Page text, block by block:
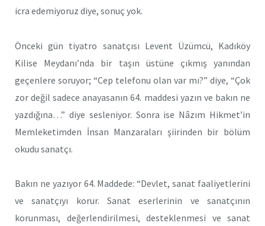
icra edemiyoruz diye, sonuç yok.
Önceki gün tiyatro sanatçısı Levent Üzümcü, Kadıköy
Kilise Meydanı’nda bir taşın üstüne çıkmış yanından
geçenlere soruyor; “Cep telefonu olan var mı?” diye, “Çok
zor değil sadece anayasanın 64. maddesi yazın ve bakın ne
yazdığına…” diye sesleniyor. Sonra ise Nâzım Hikmet’in
Memleketimden İnsan Manzaraları şiirinden bir bölüm
okudu sanatçı.
Bakın ne yazıyor 64. Maddede: “Devlet, sanat faaliyetlerini
ve sanatçıyı korur. Sanat eserlerinin ve sanatçının
korunması, değerlendirilmesi, desteklenmesi ve sanat